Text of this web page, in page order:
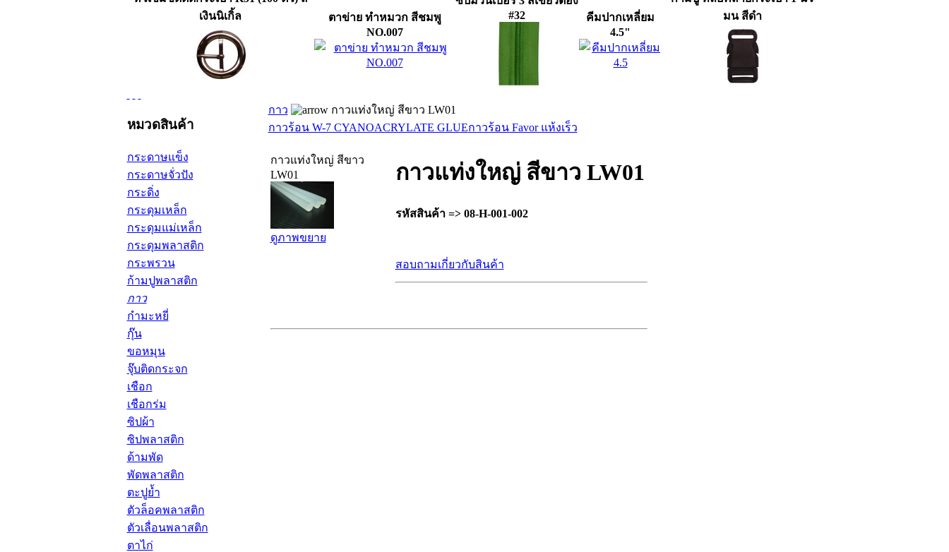
เงินนิเกิ้ล
ตาข่าย ทำหมวก สีชมพู
NO.007
#32
คีมปากเหลี่ยม
4.5"
มน สีดำ
หมวดสินค้า
กระดาษแข็ง
กระดาษจั่วปัง
กระดิ่ง
กระดุมเหล็ก
กระดุมแม่เหล็ก
กระดุมพลาสติก
กระพรวน
ก้ามปูพลาสติก
กาว
กำมะหยี่
กุ๊น
ขอหมุน
จุ๊บติดกระจก
เชือก
เชือกร่ม
ซิปผ้า
ซิปพลาสติก
ด้ามพัด
พัดพลาสติก
ตะปูย้ำ
ตัวล็อคพลาสติก
ตัวเลื่อนพลาสติก
ตาไก่
กาว
กาวแท่งใหญ่ สีขาว LW01
กาวร้อน W-7 CYANOACRYLATE GLUEกาวร้อน Favor แห้งเร็ว
กาวแท่งใหญ่ สีขาว
LW01
ดูภาพขยาย
กาวแท่งใหญ่ สีขาว LW01
รหัสสินค้า => 08-H-001-002
สอบถามเกี่ยวกับสินค้า